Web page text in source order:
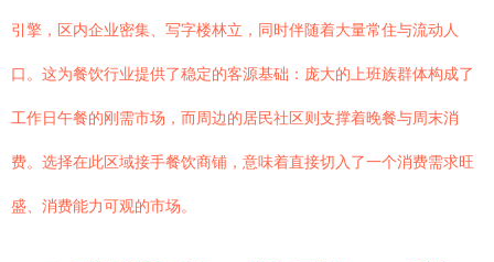
引擎，区内企业密集、写字楼林立，同时伴随着大量常住与流动人
口。这为餐饮行业提供了稳定的客源基础：庞大的上班族群体构成了
工作日午餐的刚需市场，而周边的居民社区则支撑着晚餐与周末消
费。选择在此区域接手餐饮商铺，意味着直接切入了一个消费需求旺
盛、消费能力可观的市场。